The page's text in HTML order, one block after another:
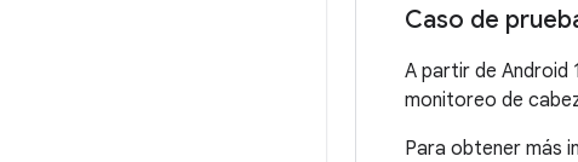
Caso de
A partir de Android
monitoreo de
Para obtener más